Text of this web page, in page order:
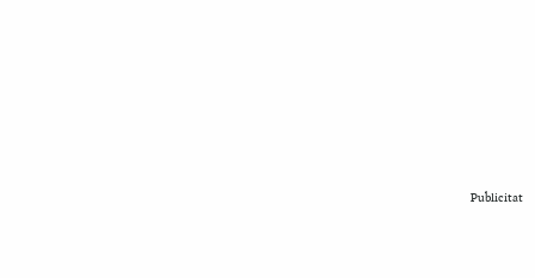
Publicitat